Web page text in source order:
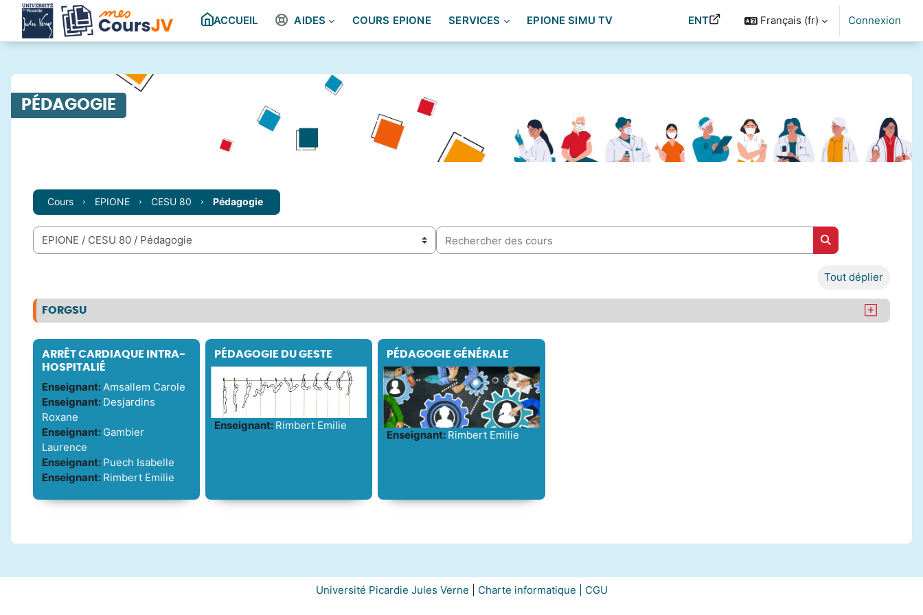
Passer au contenu principal
ACCUEIL
AIDES ENT
COURS EPIONE SERVICES EPIONE SIMU TV Français ‎(fr)‎ Connexion
PÉDAGOGIE
Cours EPIONE CESU 80 Pédagogie
Catégories de cours
Rechercher des cours
Rechercher des
Tout déplier
FORGSU
ARRÊT CARDIAQUE INTRA-
HOSPITALIÉ
Enseignant:Amsallem Carole
Enseignant: Desjardins
Roxane
Enseignant: Gambier
Laurence
Enseignant: Puech Isabelle
Enseignant: Rimbert Emilie
PÉDAGOGIE DU GESTE
Enseignant: Rimbert Emilie
PÉDAGOGIE GÉNÉRALE
Enseignant: Rimbert Emilie
Université Picardie Jules Verne Charte informatique | CGU